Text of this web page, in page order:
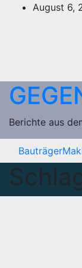
August 6,
Berichte aus
Bauträger